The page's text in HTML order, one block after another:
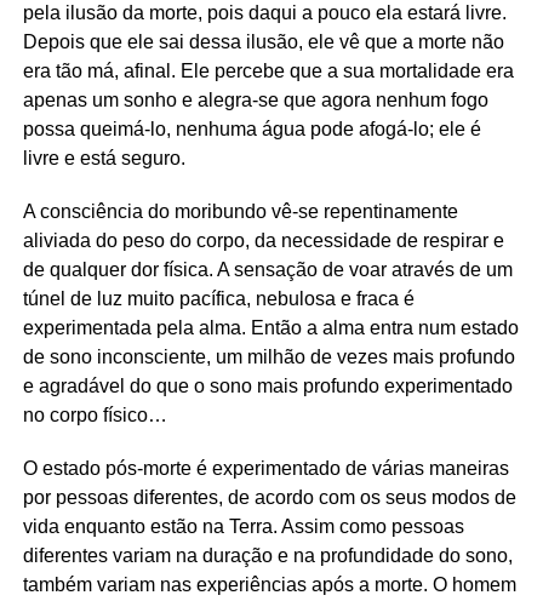
pela ilusão da morte, pois daqui a pouco ela estará livre.
Depois que ele sai dessa ilusão, ele vê que a morte não
era tão má, afinal. Ele percebe que a sua mortalidade era
apenas um sonho e alegra-se que agora nenhum fogo
possa queimá-lo, nenhuma água pode afogá-lo; ele é
livre e está seguro.
A consciência do moribundo vê-se repentinamente
aliviada do peso do corpo, da necessidade de respirar e
de qualquer dor física. A sensação de voar através de um
túnel de luz muito pacífica, nebulosa e fraca é
experimentada pela alma. Então a alma entra num estado
de sono inconsciente, um milhão de vezes mais profundo
e agradável do que o sono mais profundo experimentado
no corpo físico…
O estado pós-morte é experimentado de várias maneiras
por pessoas diferentes, de acordo com os seus modos de
vida enquanto estão na Terra. Assim como pessoas
diferentes variam na duração e na profundidade do sono,
também variam nas experiências após a morte. O homem